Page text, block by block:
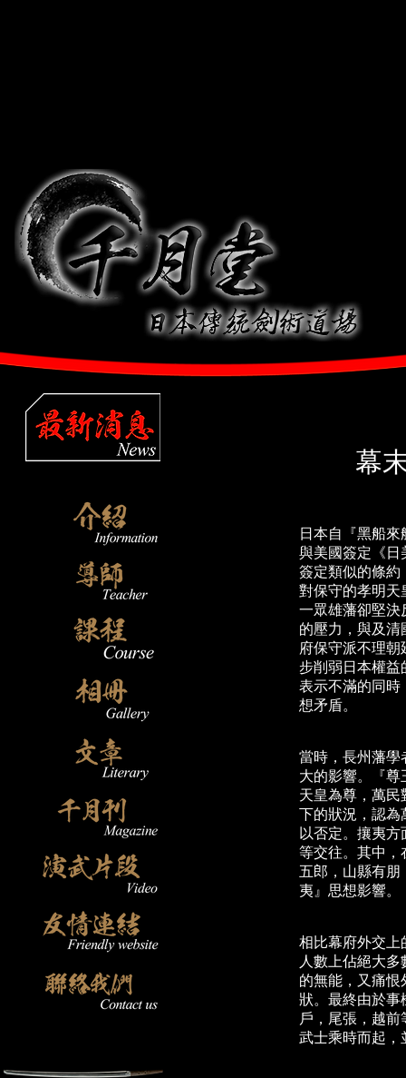
幕
日本自『黑船
與美國簽定《日
簽定類似的條約
對保守的孝明天
一眾雄藩卻堅決
的壓力，與及清
府保守派不理
步削弱日本權益
表示不滿的同時
想矛盾。
當時，長州藩學
大的影響。『尊
天皇為尊，萬民
下的狀況，認為
以否定。攘夷
等交往。其中，
五郎，山縣有朋
夷』思想影響。
相比幕府外交上
人數上佔絕大
的無能，又痛恨
狀。最終由於事
戶，尾張，越
武士乘時而起，